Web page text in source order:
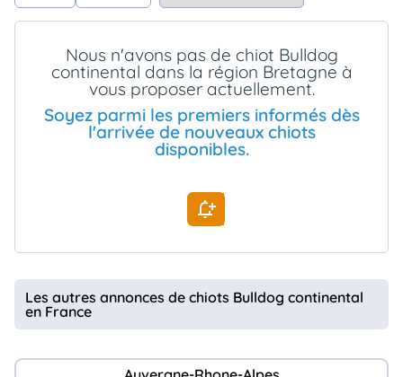
Assurances
ConnexionNous n'avons pas de chiot Bulldog
continental dans la région Bretagne à
vous proposer actuellement.
Soyez parmi les premiers informés dès
l'arrivée de nouveaux chiots
disponibles.
Les autres annonces de chiots Bulldog continental
en France